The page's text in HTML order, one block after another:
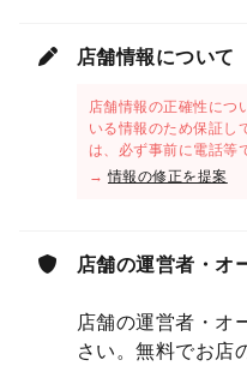
店舗情報について
店舗情報の正確性につ
いる情報のため保証し
は、必ず事前に電話等
→情報の修正を提案
店舗の運営者・オ
店舗の運営者・オ
さい。無料でお店